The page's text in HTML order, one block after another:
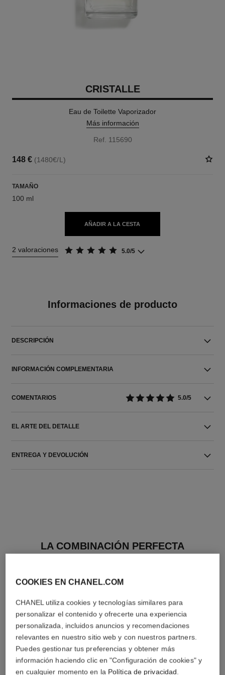
CRISTALLE
Eau de Toilette Vaporizador
Más información
Ref. 115690
148 € (1480€/L)
TAMAÑO
100 ml
AÑADIR A LA CESTA
2 valoraciones 5.0/5
Informaciones de producto
DESCRIPCIÓN
INFORMACIÓN COMPLEMENTARIA
COMENTARIOS 5.0/5
EL ARTE DEL DETALLE
ENTREGA Y DEVOLUCIÓN
LA COMBINACIÓN PERFECTA
COOKIES EN CHANEL.COM
CHANEL utiliza cookies y tecnologías similares para
personalizar el contenido y ofrecerte una experiencia
personalizada, incluidos anuncios y recomendaciones
relevantes en nuestro sitio web y con nuestros partners.
Puedes gestionar tus preferencias y obtener más
información haciendo clic en "Configuración de cookies" y
en cualquier momento en la Política de privacidad.